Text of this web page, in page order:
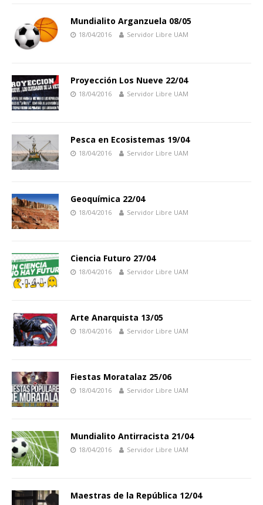
Mundialito Arganzuela 08/05
18/04/2016 Servidor Libre UAM
Proyección Los Nueve 22/04
18/04/2016 Servidor Libre UAM
Pesca en Ecosistemas 19/04
18/04/2016 Servidor Libre UAM
Geoquímica 22/04
18/04/2016 Servidor Libre UAM
Ciencia Futuro 27/04
18/04/2016 Servidor Libre UAM
Arte Anarquista 13/05
18/04/2016 Servidor Libre UAM
Fiestas Moratalaz 25/06
18/04/2016 Servidor Libre UAM
Mundialito Antirracista 21/04
18/04/2016 Servidor Libre UAM
Maestras de la República 12/04